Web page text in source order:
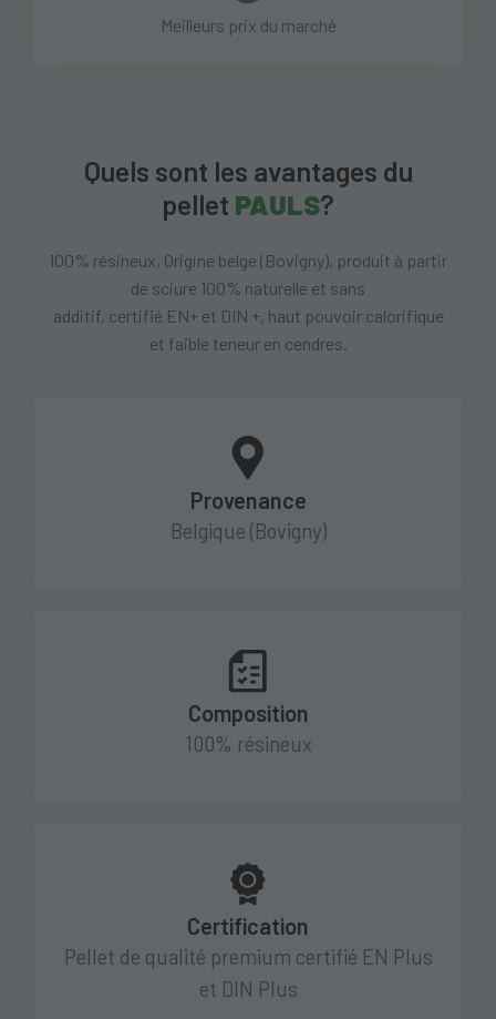
Meilleurs prix du marché
Quels sont les avantages du
pellet PAULS?
100% résineux, Origine belge (Bovigny), produit à partir
de sciure 100% naturelle et sans
additif, certifié EN+ et DIN +, haut pouvoir calorifique
et faible teneur en cendres.
Provenance
Belgique (Bovigny)
Composition
100% résineux
Certification
Pellet de qualité premium certifié EN Plus
et DIN Plus